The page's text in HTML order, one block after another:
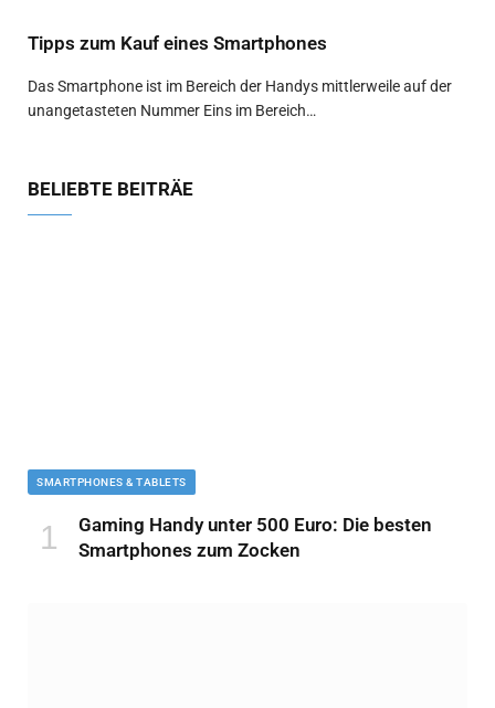
Tipps zum Kauf eines Smartphones
Das Smartphone ist im Bereich der Handys mittlerweile auf der
unangetasteten Nummer Eins im Bereich…
BELIEBTE BEITRÄE
SMARTPHONES & TABLETS
Gaming Handy unter 500 Euro: Die besten
Smartphones zum Zocken